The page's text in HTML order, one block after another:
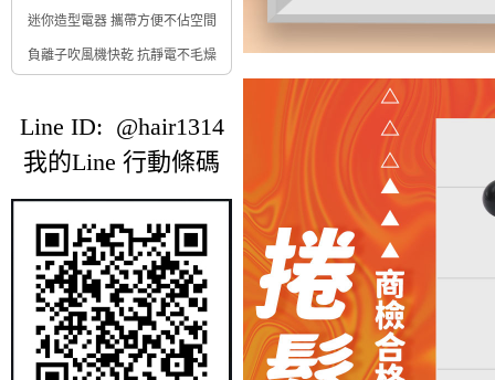
迷你造型電器 攜帶方便不佔空間
負離子吹風機快乾 抗靜電不毛燥
Line ID: @hair1314
我的Line 行動條碼